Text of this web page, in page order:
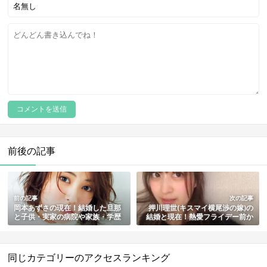
前後の記事
前の記事
岡本あずさの現在！結婚した旦那
と子供・実家の病院や家族・学歴
と経歴を総まとめ
次の記事
押川理世(キスマイ横尾渉の嫁)の
結婚と現在！熱愛フライデー前か
らの匂わせ・馴れ初め・経歴やプ
同じカテゴリーのアクセスランキング